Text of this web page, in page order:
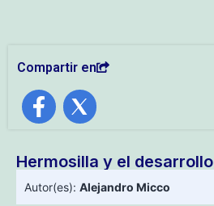
Compartir en
Hermosilla y el desarrollo
Autor(es): Alejandro Micco